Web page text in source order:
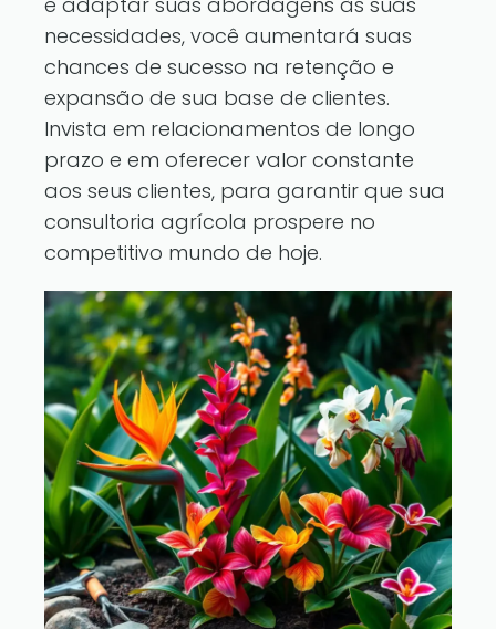
necessidades, você aumentará suas
chances de sucesso na retenção e
expansão de sua base de clientes.
Invista em relacionamentos de longo
prazo e em oferecer valor constante
aos seus clientes, para garantir que sua
consultoria agrícola prospere no
competitivo mundo de hoje.